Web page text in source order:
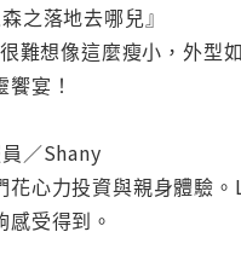
之落地去哪兒』
難想像這麼瘦小，外
宴！
／Shany
心力投資與親身體驗
受得到。